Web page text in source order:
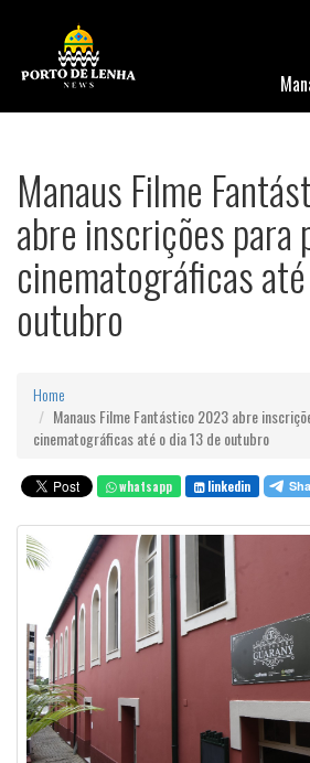
Manaus Filme
abre inscrições para
cinematográficas
outubro
Home
Manaus Filme Fantástico 2023 abre
cinematográficas até o dia 13 de outubro
whatsapp linkedin